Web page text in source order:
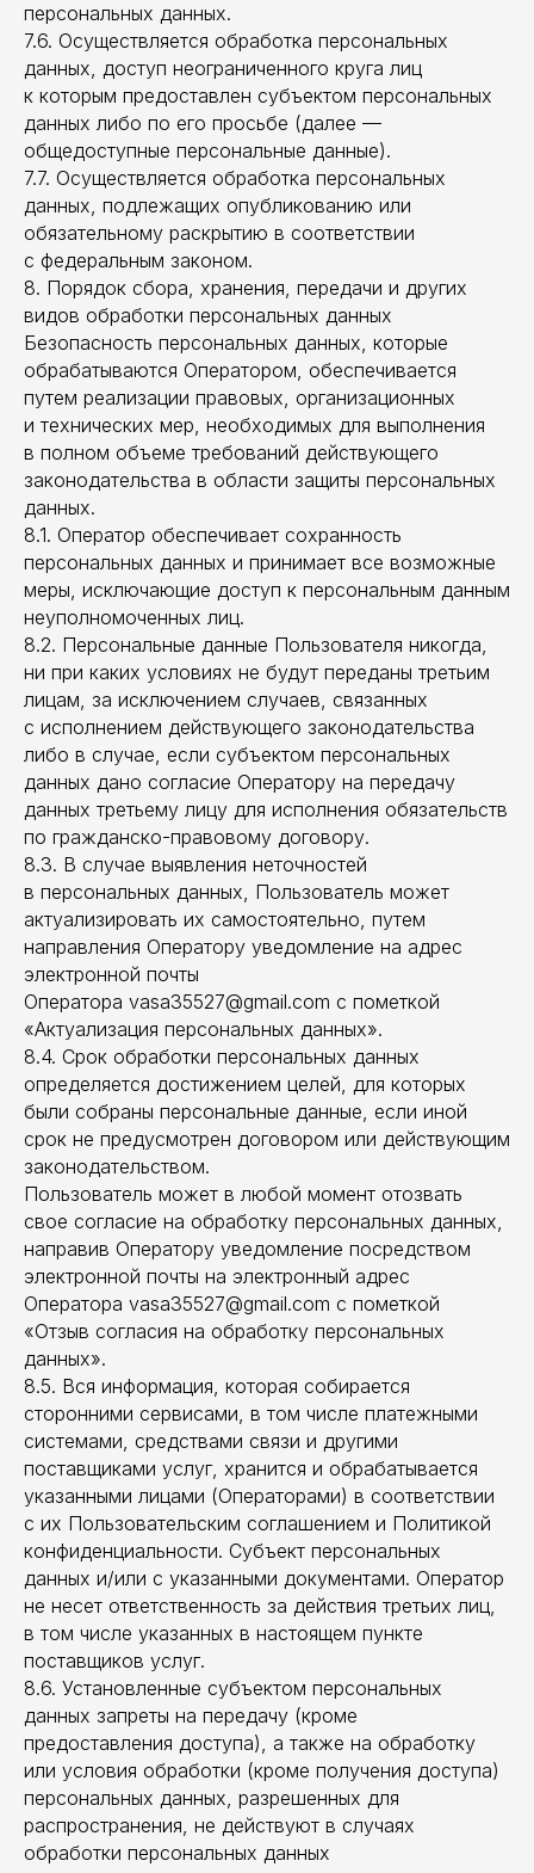
персональных данных.
7.6. Осуществляется обработка персональных
данных, доступ неограниченного круга лиц
к которым предоставлен субъектом персональных
данных либо по его просьбе (далее —
общедоступные персональные данные).
7.7. Осуществляется обработка персональных
данных, подлежащих опубликованию или
обязательному раскрытию в соответствии
с федеральным законом.
8. Порядок сбора, хранения, передачи и других
видов обработки персональных данных
Безопасность персональных данных, которые
обрабатываются Оператором, обеспечивается
путем реализации правовых, организационных
и технических мер, необходимых для выполнения
в полном объеме требований действующего
законодательства в области защиты персональных
данных.
8.1. Оператор обеспечивает сохранность
персональных данных и принимает все возможные
меры, исключающие доступ к персональным данным
неуполномоченных лиц.
8.2. Персональные данные Пользователя никогда,
ни при каких условиях не будут переданы третьим
лицам, за исключением случаев, связанных
с исполнением действующего законодательства
либо в случае, если субъектом персональных
данных дано согласие Оператору на передачу
данных третьему лицу для исполнения обязательств
по гражданско-правовому договору.
8.3. В случае выявления неточностей
в персональных данных, Пользователь может
актуализировать их самостоятельно, путем
направления Оператору уведомление на адрес
электронной почты
Оператора vasa35527@gmail.com с пометкой
«Актуализация персональных данных».
8.4. Срок обработки персональных данных
определяется достижением целей, для которых
были собраны персональные данные, если иной
срок не предусмотрен договором или действующим
законодательством.
Пользователь может в любой момент отозвать
свое согласие на обработку персональных данных,
направив Оператору уведомление посредством
электронной почты на электронный адрес
Оператора vasa35527@gmail.com с пометкой
«Отзыв согласия на обработку персональных
данных».
8.5. Вся информация, которая собирается
сторонними сервисами, в том числе платежными
системами, средствами связи и другими
поставщиками услуг, хранится и обрабатывается
указанными лицами (Операторами) в соответствии
с их Пользовательским соглашением и Политикой
конфиденциальности. Субъект персональных
данных и/или с указанными документами. Оператор
не несет ответственность за действия третьих лиц,
в том числе указанных в настоящем пункте
поставщиков услуг.
8.6. Установленные субъектом персональных
данных запреты на передачу (кроме
предоставления доступа), а также на обработку
или условия обработки (кроме получения доступа)
персональных данных, разрешенных для
распространения, не действуют в случаях
обработки персональных данных
СВЯЖИТЕСЬ СО
МНОЙ Любым
удобным для вас
способом
Эксперт по
пенсии
WhatsApp
Telegram
socpens@mail.ru
+381637173274
ИП МИХАЛЕВА ВЕРА СЕРГЕЕВНА
ИНН: 391601806787
ОГРН: 321392600053158
Россия. Калининград
Калининградская область, 11222
улица Генделя 5, офис 327